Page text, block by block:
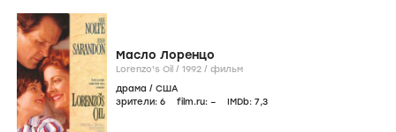
Масло Лоренцо
Lorenzo's Oil / 1992 / фильм
драма / США
зрители: 6 film.ru: – IMDb: 7,3